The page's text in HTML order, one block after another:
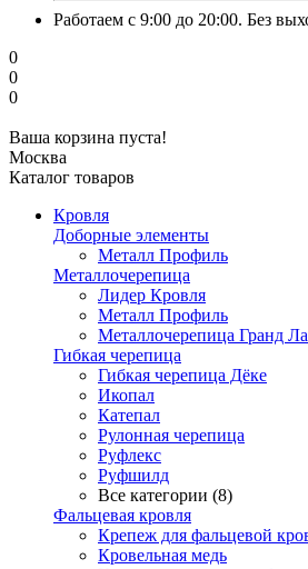
Работаем с 9:00 до 20:00. Без
0
0
0
Ваша корзина пуста!
Москва
Каталог товаров
Кровля
Доборные элементы
Металл Профиль
Металлочерепица
Лидер Кровля
Металл Профиль
Металлочерепица Гранд
Гибкая черепица
Гибкая черепица Дёке
Икопал
Катепал
Рулонная черепица
Руфлекс
Руфшилд
Все категории (8)
Фальцевая кровля
Крепеж для фальцевой
Кровельная медь